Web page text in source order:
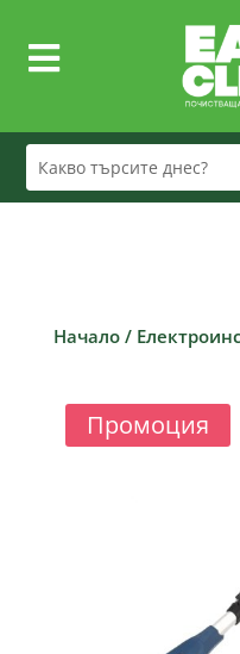

Начало/
Промоция